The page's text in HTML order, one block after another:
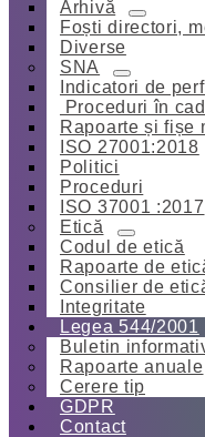
Arhivă
Foști directori,
Diverse
SNA
Indicatori de
Proceduri în
Rapoarte și fișe
ISO 27001:2018
Politici
Proceduri
ISO 37001 :2017
Etică
Codul de etică
Rapoarte de
Consilier de
Integritate
Legea 544/2001
Buletin
Rapoarte anuale
Cerere tip
GDPR
Contact